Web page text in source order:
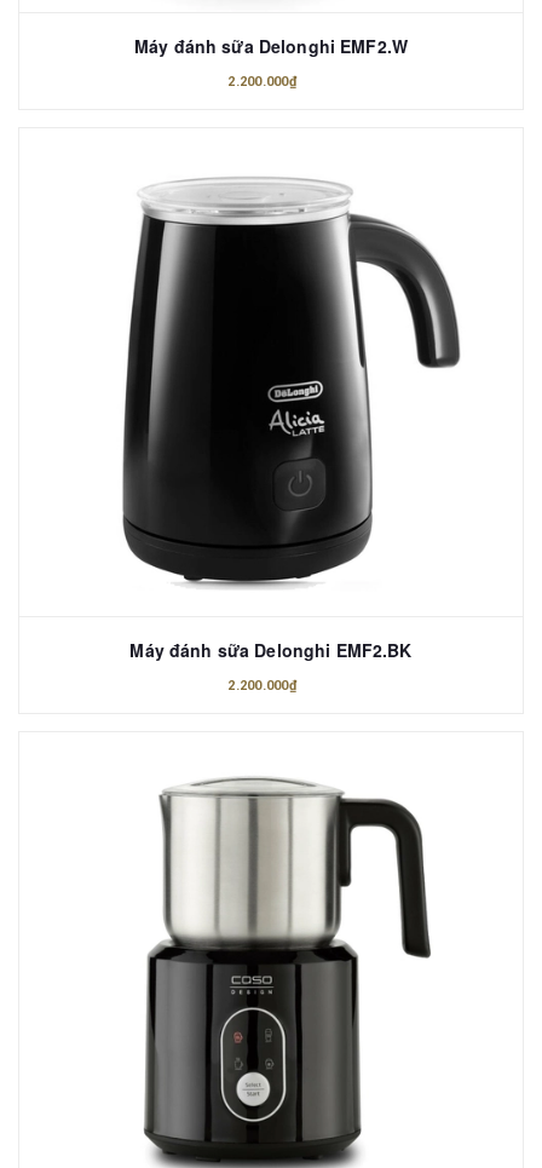
Máy đánh sữa Delonghi EMF2.W
2.200.000₫
Máy đánh sữa Delonghi EMF2.BK
2.200.000₫